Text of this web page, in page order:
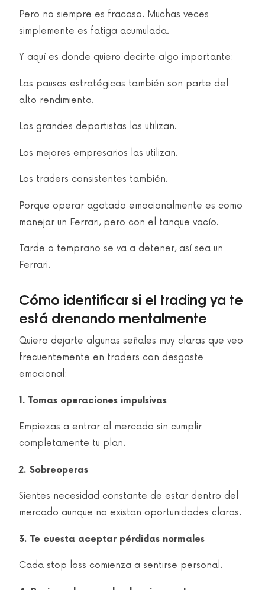
Pero no siempre es fracaso. Muchas veces
simplemente es fatiga acumulada.
Y aquí es donde quiero decirte algo importante:
Las pausas estratégicas también son parte del
alto rendimiento.
Los grandes deportistas las utilizan.
Los mejores empresarios las utilizan.
Los traders consistentes también.
Porque operar agotado emocionalmente es como
manejar un Ferrari, pero con el tanque vacío.
Tarde o temprano se va a detener, así sea un
Ferrari.
Cómo identificar si el trading ya te
está drenando mentalmente
Quiero dejarte algunas señales muy claras que veo
frecuentemente en traders con desgaste
emocional:
1. Tomas operaciones impulsivas
Empiezas a entrar al mercado sin cumplir
completamente tu plan.
2. Sobreoperas
Sientes necesidad constante de estar dentro del
mercado aunque no existan oportunidades claras.
3. Te cuesta aceptar pérdidas normales
Cada stop loss comienza a sentirse personal.